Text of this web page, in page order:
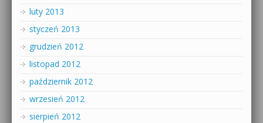
luty 2013
styczeń 2013
grudzień 2012
listopad 2012
październik 2012
wrzesień 2012
sierpień 2012